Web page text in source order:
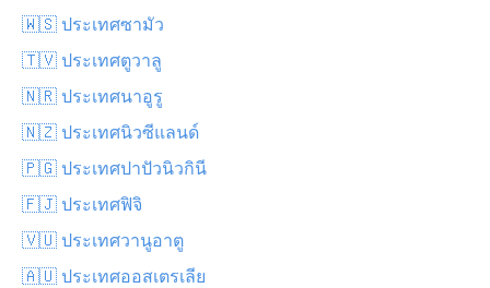
🇼🇸 ประเทศซามัว
🇹🇻 ประเทศตูวาลู
🇳🇷 ประเทศนาอูรู
🇳🇿 ประเทศนิวซีแลนด์
🇵🇬 ประเทศปาปัวนิวกินี
🇫🇯 ประเทศฟิจิ
🇻🇺 ประเทศวานูอาตู
🇦🇺 ประเทศออสเตรเลีย